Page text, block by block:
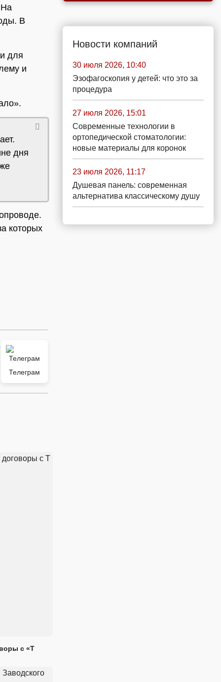
На
В
для
и
дня
которых
Телеграм
с «Т
Новости компаний
30 июля 2026, 10:40
Эзофагоскопия у детей: что это за
процедура
27 июля 2026, 15:01
Современные технологии в
ортопедической стоматологии:
новые материалы для коронок
23 июля 2026, 11:17
Душевая панель: современная
альтернатива классическому душу